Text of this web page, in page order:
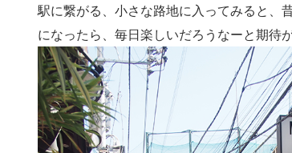
駅に繋がる、小さな路地に入ってみると
になったら、毎日楽しいだろうなーと期待